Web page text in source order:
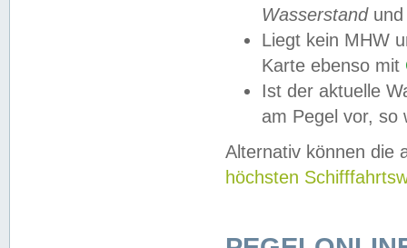
Wasserstandund
Liegt kein MHW
Karte ebenso mit
Ist der aktuelle
am Pegel vor,
Alternativ können die
höchsten